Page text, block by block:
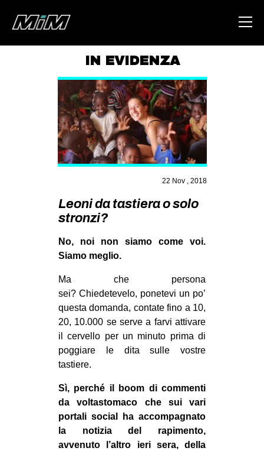
ABOUT
AREA
DEGENERAZIONE
GAZA FREESTYLE
MSM
ZAM
MOBILITAZIONI
SPAZI
SPORT POPOLARE
MOVIMENTI
ANTIFASCISMO
DIRITTO ALL’ABITARE
GENERI
IN EVIDENZA
22 Nov , 2018
Leoni da tastiera o solo
stronzi?
No, noi non siamo come voi.
Siamo meglio.
Ma che persona
sei? Chiedetevelo, ponetevi un po’
questa domanda, contate fino a 10,
20, 10.000 se serve a farvi attivare
il cervello per un minuto prima di
poggiare le dita sulle vostre
tastiere.
Sì, perché il boom di commenti
da voltastomaco che sui vari
portali social ha accompagnato
la notizia del rapimento,
avvenuto l’altro ieri sera, della